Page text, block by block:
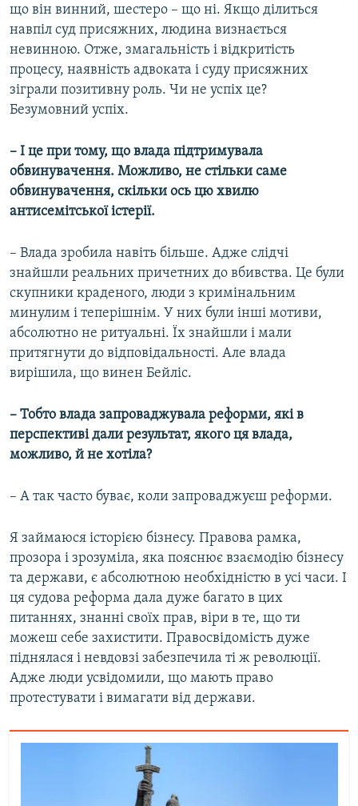
що він винний, шестеро – що ні. Якщо ділиться
навпіл суд присяжних, людина визнається
невинною. Отже, змагальність і відкритість
процесу, наявність адвоката і суду присяжних
зіграли позитивну роль. Чи не успіх це?
Безумовний успіх.
– І це при тому, що влада підтримувала
обвинувачення. Можливо, не стільки саме
обвинувачення, скільки ось цю хвилю
антисемітської істерії.
– Влада зробила навіть більше. Адже слідчі
знайшли реальних причетних до вбивства. Це були
скупники краденого, люди з кримінальним
минулим і теперішнім. У них були інші мотиви,
абсолютно не ритуальні. Їх знайшли і мали
притягнути до відповідальності. Але влада
вирішила, що винен Бейліс.
– Тобто влада запроваджувала реформи, які в
перспективі дали результат, якого ця влада,
можливо, й не хотіла?
– А так часто буває, коли запроваджуєш реформи.
Я займаюся історією бізнесу. Правова рамка,
прозора і зрозуміла, яка пояснює взаємодію бізнесу
та держави, є абсолютною необхідністю в усі часи. І
ця судова реформа дала дуже багато в цих
питаннях, знанні своїх прав, віри в те, що ти
можеш себе захистити. Правосвідомість дуже
піднялася і невдовзі забезпечила ті ж революції.
Адже люди усвідомили, що мають право
протестувати і вимагати від держави.